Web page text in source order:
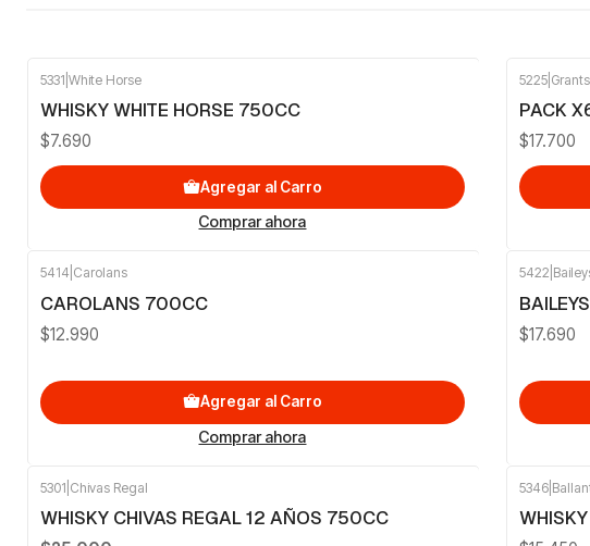
5331 White Horse
WHISKY WHITE HORSE 750CC
$7.690
Agregar al Carro
Comprar ahora
5225| Grants
PACK
$17.700
5414 Carolans
CAROLANS 700CC
$12.990
Agregar al Carro
Comprar ahora
5422
$17.690
5301 Chivas Regal
WHISKY CHIVAS REGAL 12 AÑOS 750CC
5346|